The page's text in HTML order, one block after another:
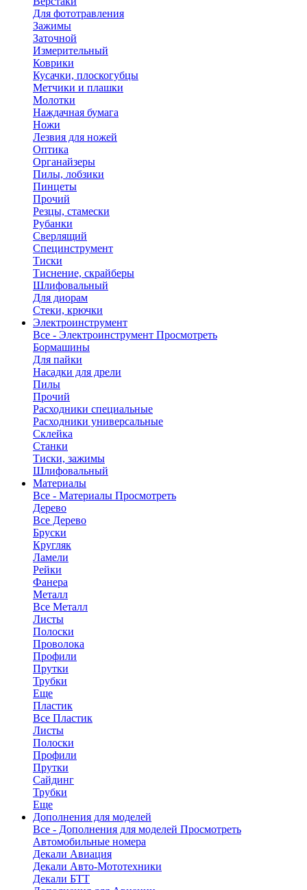
Для фототравления
Зажимы
Заточной
Измерительный
Коврики
Кусачки, плоскогубцы
Метчики и плашки
Молотки
Наждачная бумага
Ножи
Лезвия для ножей
Оптика
Органайзеры
Пилы, лобзики
Пинцеты
Прочий
Резцы, стамески
Рубанки
Сверлящий
Специнструмент
Тиски
Тиснение, скрайберы
Шлифовальный
Для диорам
Стеки, крючки
Электроинструмент
Все - Электроинструмент Просмотреть
Бормашины
Для пайки
Насадки для дрели
Пилы
Прочий
Расходники специальные
Расходники универсальные
Склейка
Станки
Тиски, зажимы
Шлифовальный
Материалы
Все - Материалы Просмотреть
Дерево
Все Дерево
Бруски
Кругляк
Ламели
Рейки
Фанера
Металл
Все Металл
Листы
Полоски
Проволока
Профили
Прутки
Трубки
Еще
Пластик
Все Пластик
Листы
Полоски
Профили
Прутки
Сайдинг
Трубки
Еще
Дополнения для моделей
Все - Дополнения для моделей Просмотреть
Автомобильные номера
Декали Авиация
Декали Авто-Мототехники
Декали БТТ